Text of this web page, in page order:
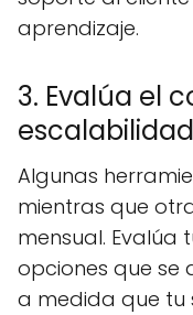
aprendizaje.
3. Evalúa el
escalabilidad
Algunas
mientras que
mensual. Evalúa
opciones que se
a medida que tu